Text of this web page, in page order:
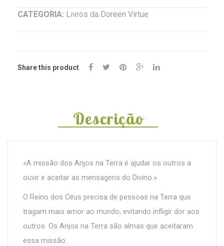
CATEGORIA: Livros da Doreen Virtue
Share this product
Descrição
«A missão dos Anjos na Terra é ajudar os outros a
ouvir e aceitar as mensagens do Divino.»
O Reino dos Céus precisa de pessoas na Terra que
tragam mais amor ao mundo, evitando infligir dor aos
outros. Os Anjos na Terra são almas que aceitaram
essa missão.